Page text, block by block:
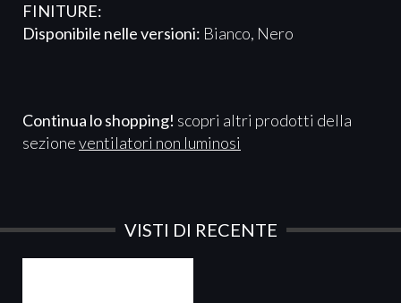
FINITURE:
Disponibile nelle versioni: Bianco, Nero
Continua lo shopping! scopri altri prodotti della
sezioneventilatori non luminosi
VISTI DI RECENTE